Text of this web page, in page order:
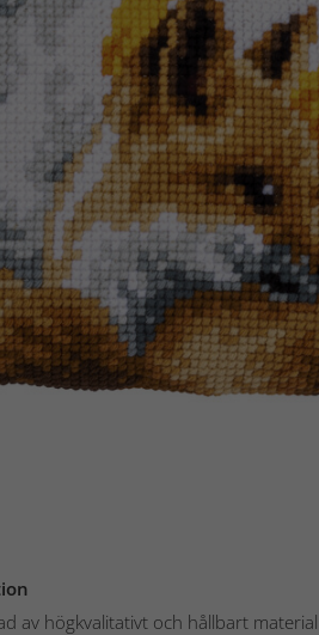
av högkvalitativt och hållbart